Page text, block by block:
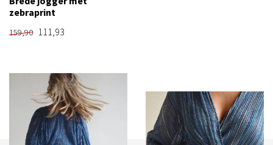
zebraprint
159,90 111,93